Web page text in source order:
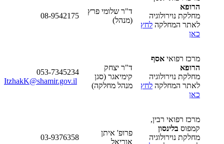
הרופא
מחלקת נוירולוגיה
לאתר המחלקה לחץ
כאן
ד"ר שלומי פרץ
(מנהל)
08-9542175
מרכז רפואי אסף
הרופא
מחלקת נוירולוגיה
לאתר המחלקה לחץ
כאן
ד"ר יצחק
קימיאגר (סגן
מנהל מחלקה)
053-7345234
ItzhakK@shamir.gov.il
מרכז רפואי רבין,
קמפוס בלינסון
מחלקת נוירולוגיה
פרופ' איתן
אוריאל
03-9376358